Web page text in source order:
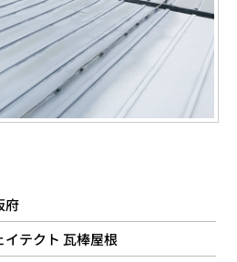
府
イテクト 瓦棒屋根